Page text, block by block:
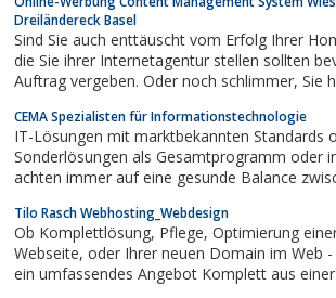
Dreiländereck Basel
Sind Sie auch enttäuscht vom Erfolg Ihrer
die Sie ihrer Internetagentur stellen sollten
Auftrag vergeben. Oder noch schlimmer, Sie haben keine
analysieren Ihre Seite und geben Tips für
Gewinn über das Internet. Vermeiden...
CEMA Spezialisten für Informationstechnologie
IT-Lösungen mit marktbekannten Standards
Sonderlösungen ­als Gesamtprogramm oder
achten immer auf eine gesunde Balance
Tilo Rasch Webhosting_Webdesign
Ob Komplettlösung, Pflege, Optimierung einer bestehenden
Webseite, oder Ihrer neuen Domain im Web - wir bieten Ihnen
ein umfassendes Angebot Komplett aus